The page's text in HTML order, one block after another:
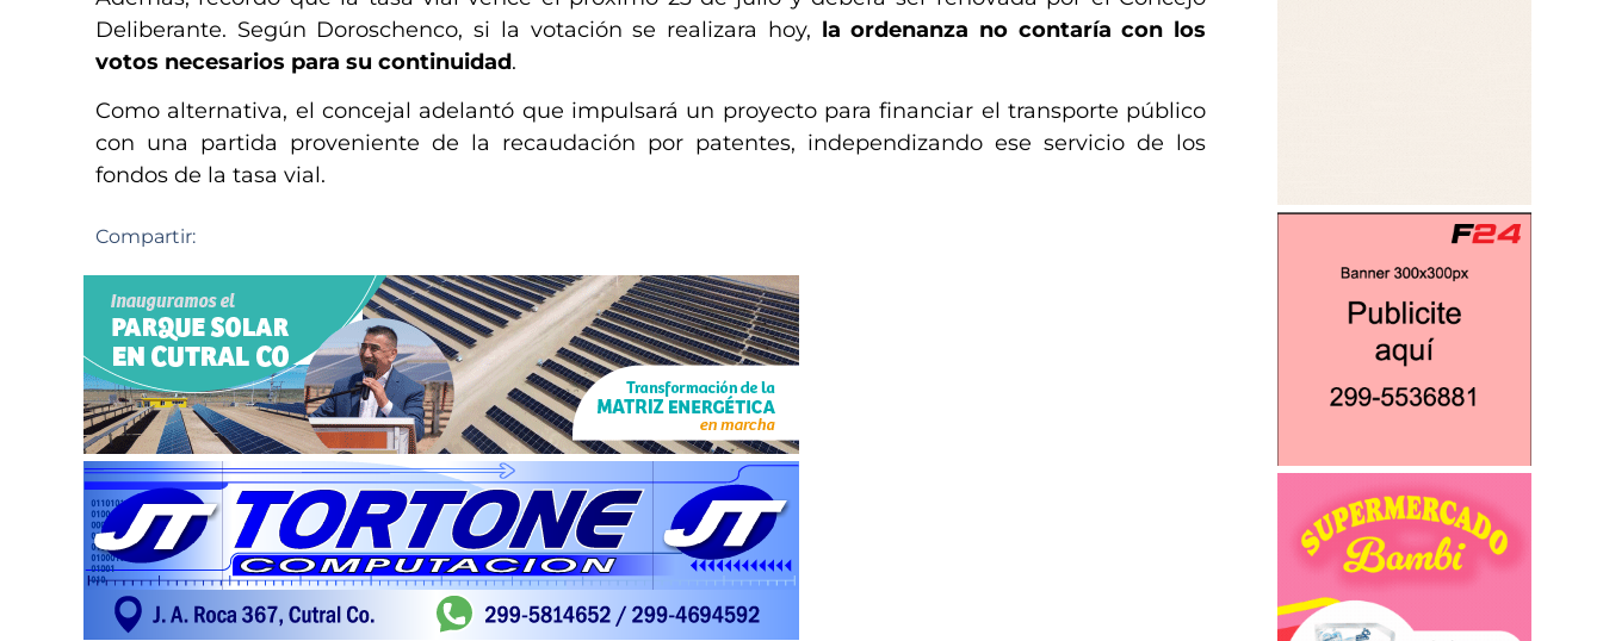
Deliberante. Según Doroschenco, si la votación se realizara hoy, la ordenanza no contaría con los
votos necesarios para su continuidad.
Como alternativa, el concejal adelantó que impulsará un proyecto para financiar el transporte público
con una partida proveniente de la recaudación por patentes, independizando ese servicio de los
fondos de la tasa vial.
Compartir: